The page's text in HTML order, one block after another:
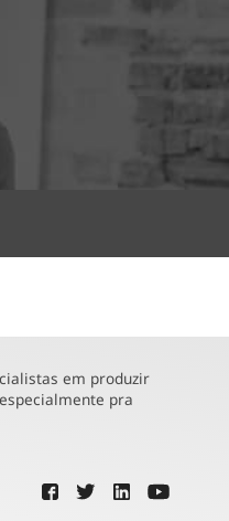
em produzir
pra